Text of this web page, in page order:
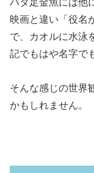
映画と違い「役名
で、カオルに水泳
記でもはや名字で
そんな感じの世界
かもしれません。